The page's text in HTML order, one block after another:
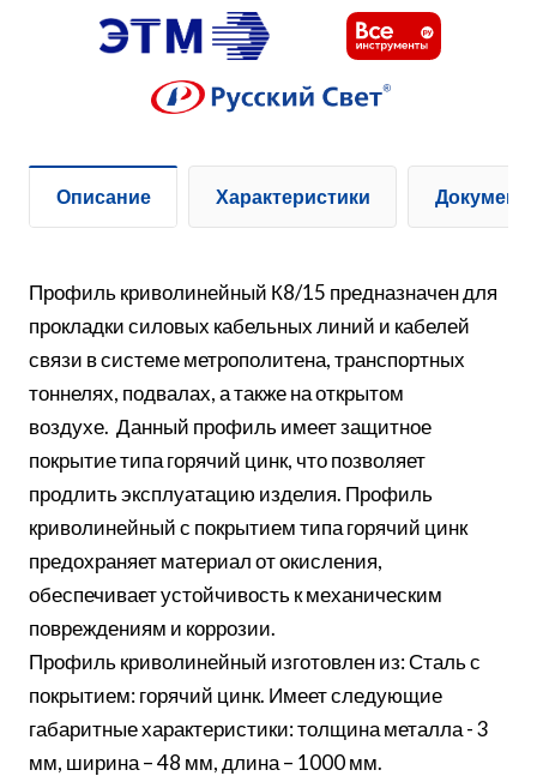
Описание Характеристики
Профиль криволинейный К8/15 предназначен для
прокладки силовых кабельных линий и кабелей
связи в системе метрополитена, транспортных
тоннелях, подвалах, а также на открытом
воздухе. Данный профиль имеет защитное
покрытие типа горячий цинк, что позволяет
продлить эксплуатацию изделия. Профиль
криволинейный с покрытием типа горячий цинк
предохраняет материал от окисления,
обеспечивает устойчивость к механическим
повреждениям и коррозии.
Профиль криволинейный изготовлен из: Сталь с
покрытием: горячий цинк. Имеет следующие
габаритные характеристики: толщина металла - 3
мм, ширина – 48 мм, длина – 1000 мм.